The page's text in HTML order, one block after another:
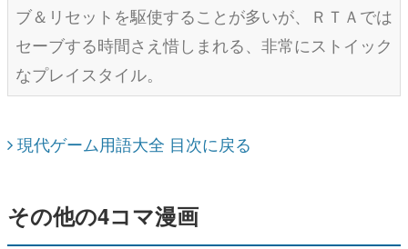
ブ＆リセットを駆使することが多いが、ＲＴＡでは
セーブする時間さえ惜しまれる、非常にストイック
なプレイスタイル。
現代ゲーム用語大全 目次に戻る
その他の4コマ漫画